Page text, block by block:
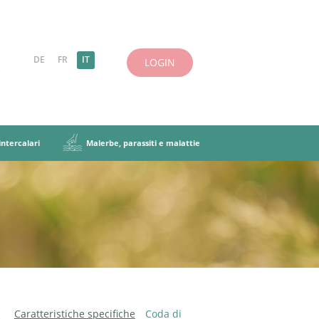
DE FR IT LOGIN
definizioni Caratteristiche principali
Altre erbe
foraggera
Malerbe, parassiti e malattie
e malattie
Caratteristiche specifiche
Coda di